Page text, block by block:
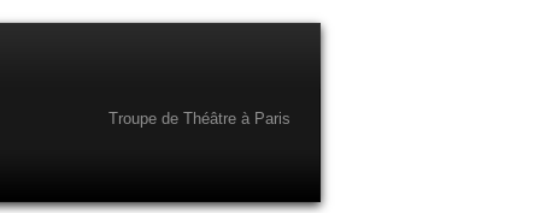
Troupe de Théâtre à Paris